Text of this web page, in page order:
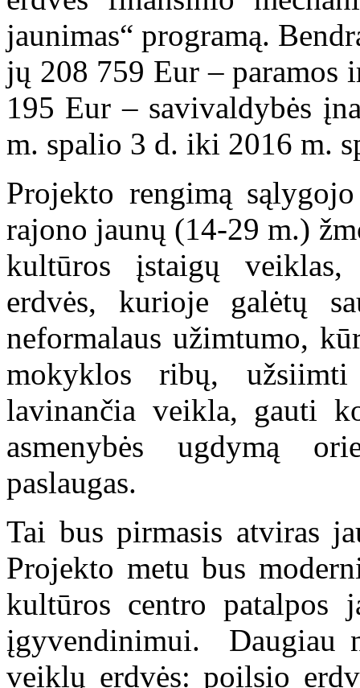
jaunimas“ programą.
jų 208 759 Eur – paramos
195 Eur – savivaldybės
m. spalio 3 d. iki 2016 m.
Projekto rengimą
rajono jaunų (14-29 m.)
kultūros įstaigų veiklas,
erdvės, kurioje galėtų
neformalaus užimtumo,
mokyklos ribų, užsiimti
lavinančia veikla, gauti
asmenybės ugdymą
paslaugas.
Tai bus pirmasis atviras
Projekto metu bus
kultūros centro patalpos
įgyvendinimui. Daugiau
veiklų erdvės: poilsio